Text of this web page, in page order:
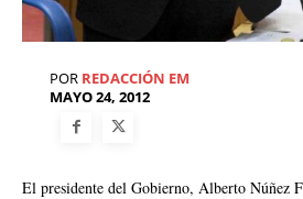
POR REDACCIÓN EM
MAYO 24, 2012
El presidente del Gobierno, Alberto Núñez